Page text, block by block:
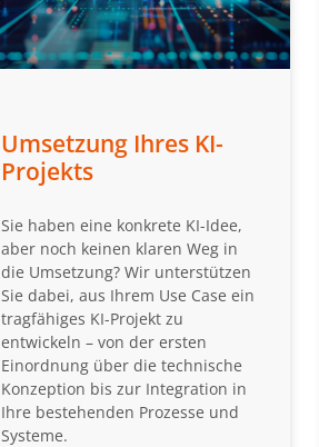
Umsetzung Ihres KI-
Projekts
Sie haben eine konkrete KI-Idee,
aber noch keinen klaren Weg in
die Umsetzung? Wir unterstützen
Sie dabei, aus Ihrem Use Case ein
tragfähiges KI-Projekt zu
entwickeln – von der ersten
Einordnung über die technische
Konzeption bis zur Integration in
Ihre bestehenden Prozesse und
Systeme.